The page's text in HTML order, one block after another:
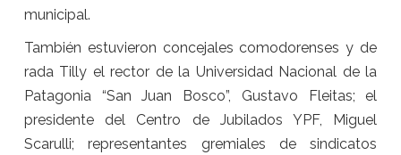
municipal.
También estuvieron concejales comodorenses y de
rada Tilly el rector de la Universidad Nacional de la
Patagonia “San Juan Bosco”, Gustavo Fleitas; el
presidente del Centro de Jubilados YPF, Miguel
Scarulli; representantes gremiales de sindicatos